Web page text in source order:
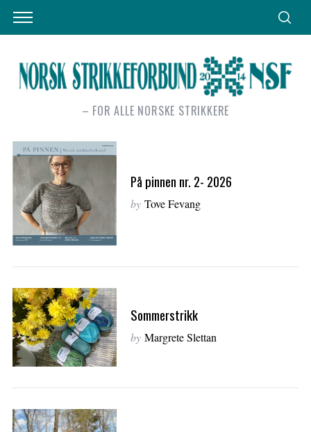
– FOR ALLE NORSKE STRIKKERE
På pinnen nr. 2- 2026
by Tove Fevang
Sommerstrikk
by Margrete Slettan